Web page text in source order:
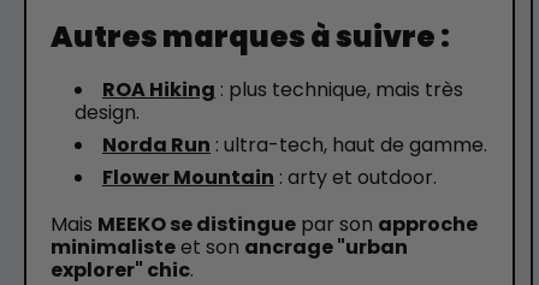
Autres marques à suivre :
ROA Hiking : plus technique, mais très
design.
Norda Run : ultra-tech, haut de gamme.
Flower Mountain : arty et outdoor.
Mais MEEKO se distingue par son approche
minimalisteet son ancrage "urban
explorer" chic.